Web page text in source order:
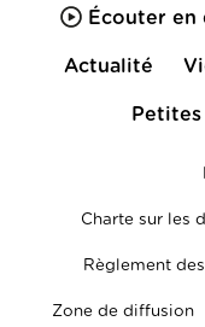
Écouter en
Actualité
Charte sur les
Règlement
Zone de diffusion